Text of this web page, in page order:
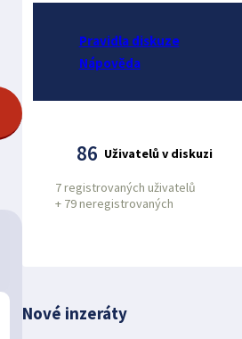
Pravidla diskuze
Nápověda
86 Uživatelů v diskuzi
7 registrovaných uživatelů
+ 79 neregistrovaných
Nové inzeráty